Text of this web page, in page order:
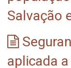
Salvação
aplicada